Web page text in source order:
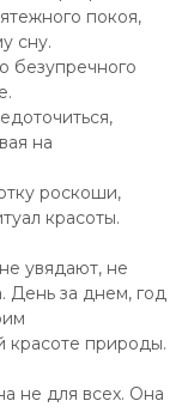
покоя,
сну.
безупречного
на
роскоши,
красоты.
увядают, не
День за днем, год
красоте природы.
не для всех. Она